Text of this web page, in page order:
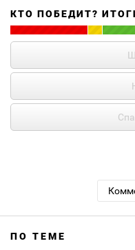
КТО ПОБЕДИТ?
ПО ТЕМЕ